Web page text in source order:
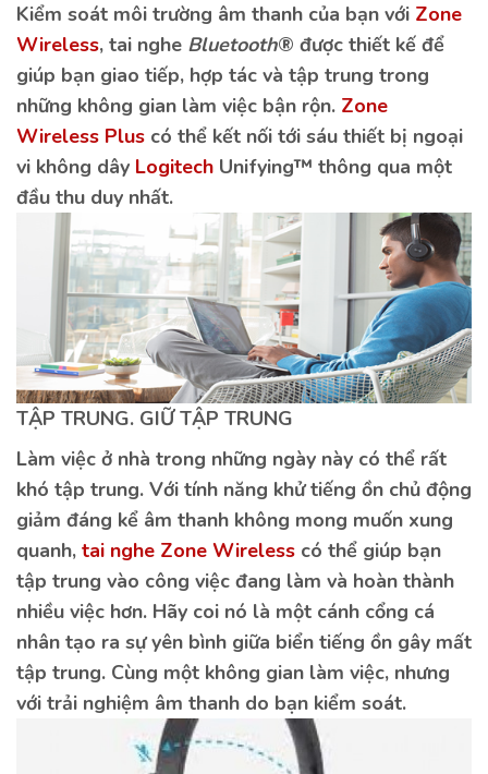
Kiểm soát môi trường âm thanh của bạn với Zone
Wireless, tai nghe Bluetooth® được thiết kế để
giúp bạn giao tiếp, hợp tác và tập trung trong
những không gian làm việc bận rộn. Zone
Wireless Plus có thể kết nối tới sáu thiết bị ngoại
vi không dây Logitech Unifying™ thông qua một
đầu thu duy nhất.
TẬP TRUNG. GIỮ TẬP TRUNG
Làm việc ở nhà trong những ngày này có thể rất
khó tập trung. Với tính năng khử tiếng ồn chủ động
giảm đáng kể âm thanh không mong muốn xung
quanh, tai nghe Zone Wireless có thể giúp bạn
tập trung vào công việc đang làm và hoàn thành
nhiều việc hơn. Hãy coi nó là một cánh cổng cá
nhân tạo ra sự yên bình giữa biển tiếng ồn gây mất
tập trung. Cùng một không gian làm việc, nhưng
với trải nghiệm âm thanh do bạn kiểm soát.